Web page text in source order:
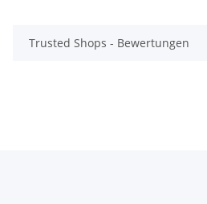
Trusted Shops - Bewertungen